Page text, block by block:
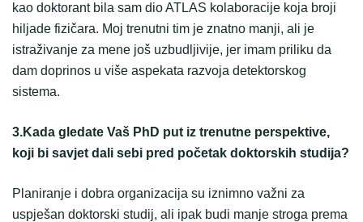
kao doktorant bila sam dio ATLAS kolaboracije koja broji
hiljade fizičara. Moj trenutni tim je znatno manji, ali je
istraživanje za mene još uzbudljivije, jer imam priliku da
dam doprinos u više aspekata razvoja detektorskog
sistema.
3.Kada gledate Vaš PhD put iz trenutne perspektive,
koji bi savjet dali sebi pred početak doktorskih studija?
Planiranje i dobra organizacija su iznimno važni za
uspješan doktorski studij, ali ipak budi manje stroga prema